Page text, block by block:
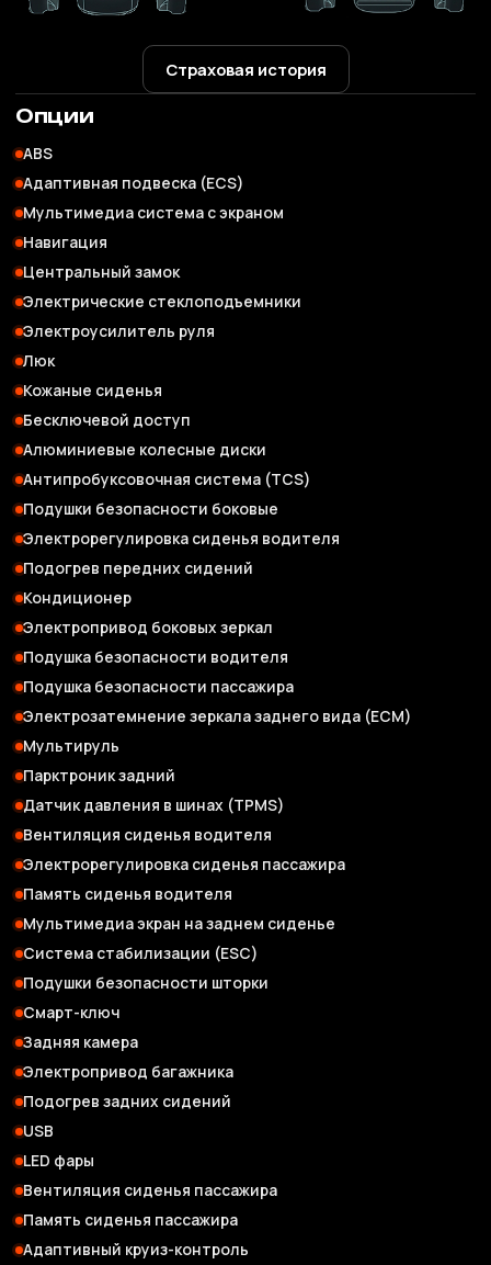
Страховая история
Опции
ABS
Адаптивная подвеска (ECS)
Мультимедиа система с экраном
Навигация
Центральный замок
Электрические стеклоподъемники
Электроусилитель руля
Люк
Кожаные сиденья
Бесключевой доступ
Алюминиевые колесные диски
Антипробуксовочная система (TCS)
Подушки безопасности боковые
Электрорегулировка сиденья водителя
Подогрев передних сидений
Кондиционер
Электропривод боковых зеркал
Подушка безопасности водителя
Подушка безопасности пассажира
Электрозатемнение зеркала заднего вида (ЕСМ)
Мультируль
Парктроник задний
Датчик давления в шинах (TPMS)
Вентиляция сиденья водителя
Электрорегулировка сиденья пассажира
Память сиденья водителя
Мультимедиа экран на заднем сиденье
Система стабилизации (ESC)
Подушки безопасности шторки
Смарт-ключ
Задняя камера
Электропривод багажника
Подогрев задних сидений
USB
LED фары
Вентиляция сиденья пассажира
Память сиденья пассажира
Адаптивный круиз-контроль